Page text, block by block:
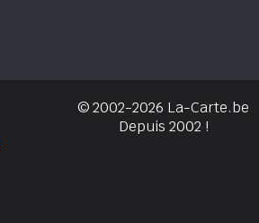
© 2002-2026 La-Carte.be
Depuis 2002 !